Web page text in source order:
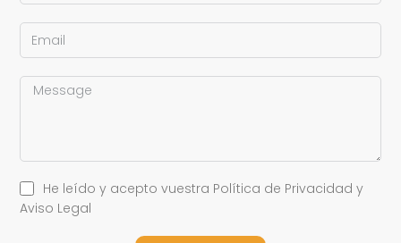
He leído y acepto vuestra Política de Privacidad y
Aviso Legal